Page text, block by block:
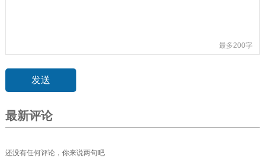
最多200字
最新评论
还没有任何评论，你来说两句吧